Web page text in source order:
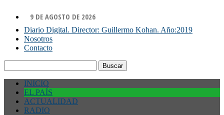
9 DE AGOSTO DE 2026
Diario Digital. Director: Guillermo Kohan. Año:2019
Nosotros
Contacto
INICIO
EL PAÍS
ACTUALIDAD
RADIO